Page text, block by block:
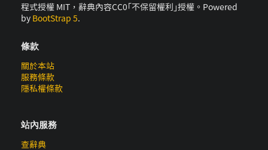
程式授權 MIT，辭典內容CC0｢不保留權利｣授權。Powered
by BootStrap 5.
條款
關於本站
服務條款
隱私權條款
站內服務
查辭典